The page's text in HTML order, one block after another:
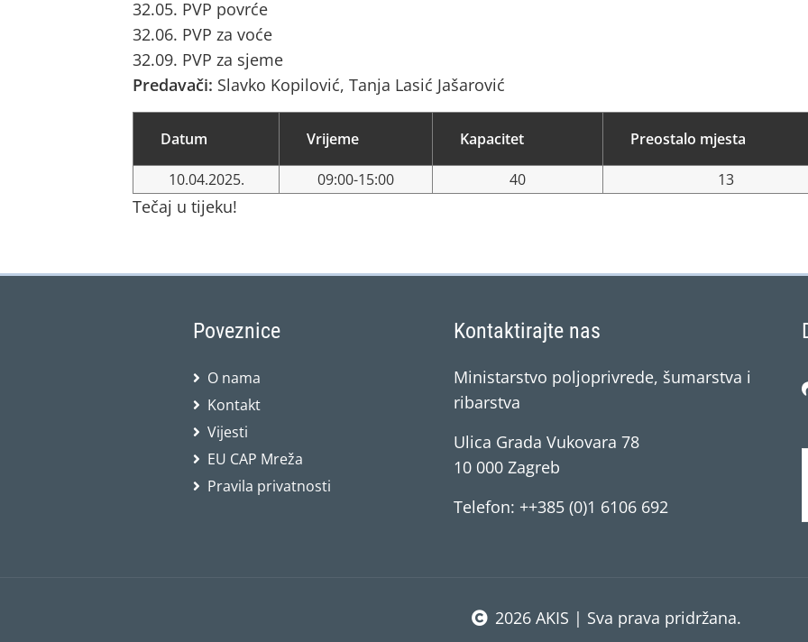
32.05. PVP povrće
32.06. PVP za voće
32.09. PVP za sjeme
Predavači: Slavko Kopilović, Tanja Lasić Jašarović
Datum Vrijeme Kapacitet Preostalo mjesta
10.04.2025. 09:00-15:00 40 13
Tečaj u tijeku!
Poveznice
O nama
Kontakt
Vijesti
EU CAP Mreža
Pravila privatnosti
Kontaktirajte nas
Ministarstvo poljoprivrede, šumarstva i
ribarstva
Ulica Grada Vukovara 78
10 000 Zagreb
Telefon: ++385 (0)1 6106 692
2026 AKIS | Sva prava pridržana.